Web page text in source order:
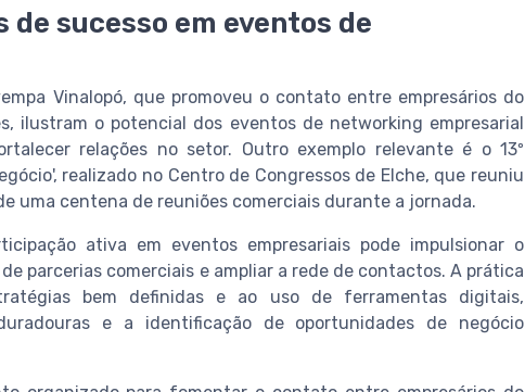
sucesso em eventos de
Vinalopó, que promoveu o contato entre empresários do
ilustram o potencial dos eventos de networking empresarial
relações no setor. Outro exemplo relevante é o 13º
realizado no Centro de Congressos de Elche, que reuniu
uma centena de reuniões comerciais durante a jornada.
ativa em eventos empresariais pode impulsionar o
parcerias comerciais e ampliar a rede de contactos. A prática
bem definidas e ao uso de ferramentas digitais,
e a identificação de oportunidades de negócio